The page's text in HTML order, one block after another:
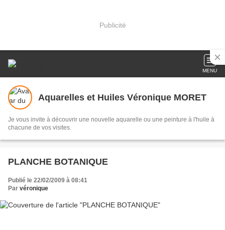
Publicité
MENU
Aquarelles et Huiles Véronique MORET
Je vous invite à découvrir une nouvelle aquarelle ou une peinture à l'huile à
chacune de vos visites.
PLANCHE BOTANIQUE
Publié le 22/02/2009 à 08:41
Par véronique